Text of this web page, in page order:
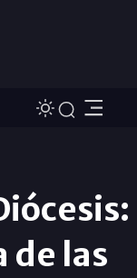
de las